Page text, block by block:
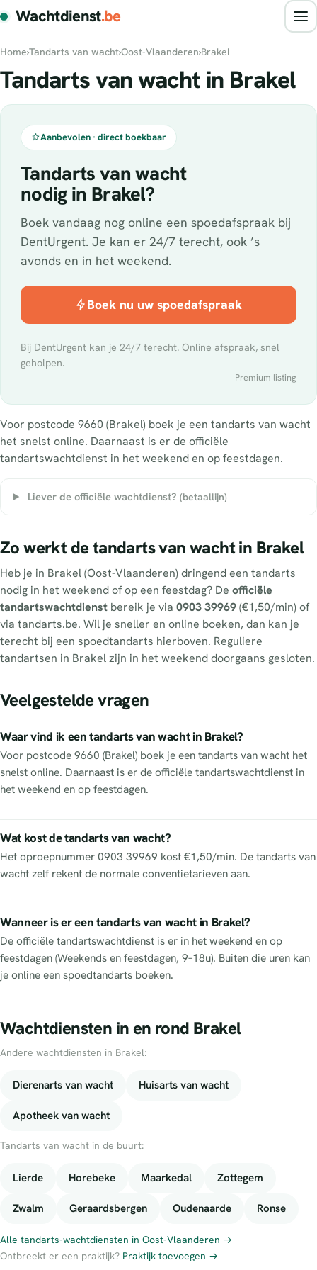
Wachtdienst.be
Home›Tandarts van wacht›Oost-Vlaanderen›Brakel
Tandarts van wacht in Brakel
Aanbevolen · direct boekbaar
Tandarts van wacht
nodig in Brakel?
Boek vandaag nog online een spoedafspraak bij
DentUrgent. Je kan er 24/7 terecht, ook ’s
avonds en in het weekend.
Boek nu uw spoedafspraak
Bij DentUrgent kan je 24/7 terecht. Online afspraak, snel
geholpen.
Premium listing
Voor postcode 9660 (Brakel) boek je een tandarts van wacht
het snelst online. Daarnaast is er de officiële
tandartswachtdienst in het weekend en op feestdagen.
Liever de officiële wachtdienst? (betaallijn)
Zo werkt de tandarts van wacht in Brakel
Heb je in Brakel (Oost-Vlaanderen) dringend een tandarts
nodig in het weekend of op een feestdag? De officiële
tandartswachtdienst bereik je via 0903 39969(€1,50/min) of
via tandarts.be. Wil je sneller en online boeken, dan kan je
terecht bij een spoedtandarts hierboven. Reguliere
tandartsen in Brakel zijn in het weekend doorgaans gesloten.
Veelgestelde vragen
Waar vind ik een tandarts van wacht in Brakel?
Voor postcode 9660 (Brakel) boek je een tandarts van wacht het
snelst online. Daarnaast is er de officiële tandartswachtdienst in
het weekend en op feestdagen.
Wat kost de tandarts van wacht?
Het oproepnummer 0903 39969 kost €1,50/min. De tandarts van
wacht zelf rekent de normale conventietarieven aan.
Wanneer is er een tandarts van wacht in Brakel?
De officiële tandartswachtdienst is er in het weekend en op
feestdagen (Weekends en feestdagen, 9–18u). Buiten die uren kan
je online een spoedtandarts boeken.
Wachtdiensten in en rond Brakel
Andere wachtdiensten in Brakel:
Dierenarts van wacht Huisarts van wacht
Apotheek van wacht
Tandarts van wacht in de buurt:
Lierde Horebeke Maarkedal Zottegem
Zwalm Geraardsbergen Oudenaarde Ronse
Alle tandarts-wachtdiensten in Oost-Vlaanderen →
Ontbreekt er een praktijk? Praktijk toevoegen →